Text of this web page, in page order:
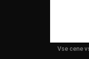
Vse cene